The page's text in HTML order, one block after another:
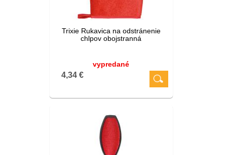
Trixie Rukavica na odstránenie
chlpov obojstranná
vypredané
4,34 €